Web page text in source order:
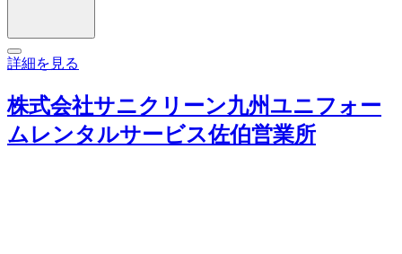
詳細を見る
株式会社サニクリーン九州ユニフォー
ムレンタルサービス佐伯営業所